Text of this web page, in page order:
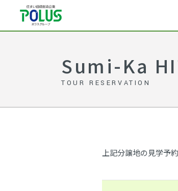
Sumi-Ka
TOUR RESERVATION
上記分譲地の見学予